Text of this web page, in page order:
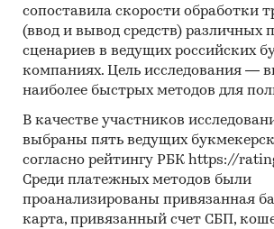
проведения Desk Research
исследование). В общем виде
кабинетного исследования
проанализировать ситуацию на
(рассчитать) показатели,
состояние в настоящее время и
Источники получения
Базы данных Федеральной
сопоставила скорости обработки
(ввод и вывод средств) различных
сценариев в ведущих российских
компаниях. Цель исследования —
наиболее быстрых методов для
В качестве участников
выбраны пять ведущих
согласно рейтингу РБК https://
Среди платежных методов были
проанализированы привязанная
карта, привязанный счет СБП,